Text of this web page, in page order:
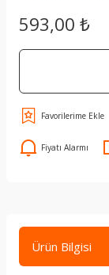
593,00 ₺
Fiyatı Alarmı
Ürün Bilgisi